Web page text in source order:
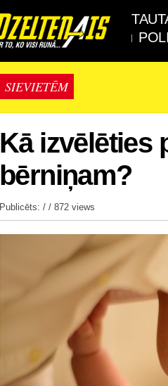
SIEVIETĒM
Kā izvēlēties
bērniņam?
Publicēts: / / 872 views